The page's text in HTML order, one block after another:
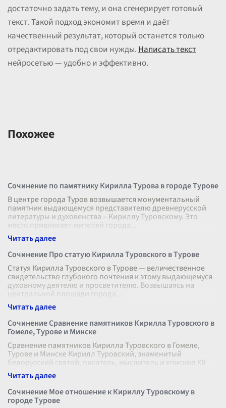
достаточно задать тему, и она сгенерирует готовый
текст. Такой подход экономит время и даёт
качественный результат, который останется только
отредактировать под свои нужды.Написать текст
нейросетью — удобно и эффективно.
Похожее
Сочинение по памятнику Кирилла Турова в городе Турове
В центре города Туров возвышается монументальный
памятник выдающемуся представителю древнерусской
литературы и духовенства – Кириллу Туровскому. Это
место привлекает жителей города
Сочинение Про статую Кирилла Туровского в Турове
Статуя Кирилла Туровского в Турове — величественное
свидетельство глубокого почтения к этому выдающемуся
духовному деятелю и просветителю. Возвышаясь на
центральной площади города,
Сочинение Сравнение памятников Кирилла Туровского в
Гомеле, Турове и Минске
Сравнение памятников Кирилла Туровского в Гомеле,
Турове и Минске Кирилл Туровский, знаменитый
белорусский святой, писатель, мыслитель и епископ XII
века, оставил глубокий след в
Сочинение Мое отношение к Кириллу Туровскому в
городе Турове